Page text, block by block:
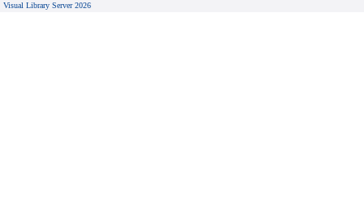
Visual Library Server 2026